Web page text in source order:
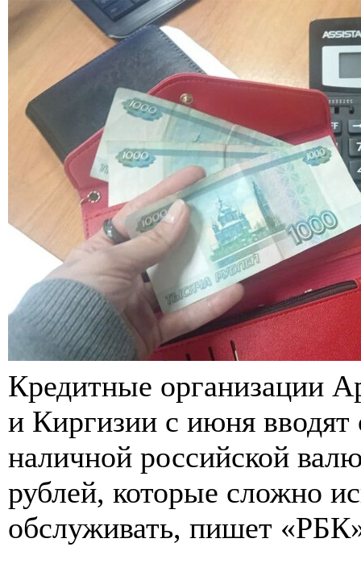
Кредитные организации
и Киргизии с июня
наличной российской
рублей, которые сложно
обслуживать, пишет